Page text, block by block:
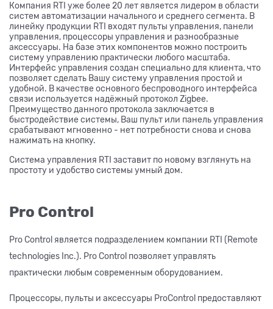
Компания RTI уже более 20 лет является лидером в области
систем автоматизации начального и среднего сегмента. В
линейку продукции RTI входят пульты управления, панели
управления, процессоры управления и разнообразные
аксессуары. На базе этих компонентов можно построить
систему управлению практически любого масштаба.
Интерфейс управления создан специально для клиента, что
позволяет сделать Вашу систему управления простой и
удобной. В качестве основного беспроводного интерфейса
связи используется надёжный протокол Zigbee.
Преимущество данного протокола заключается в
быстродействие системы, Ваш пульт или панель управления
срабатывают мгновенно - нет потребности снова и снова
нажимать на кнопку.
Система управления RTI заставит по новому взглянуть на
простоту и удобство системы умный дом.
Pro Control
Pro Control является подразделением компании RTI (Remote
technologies Inc.). Pro Control позволяет управлять
практически любым современным оборудованием.
Процессоры, пульты и аксессуары ProControl предоставляют